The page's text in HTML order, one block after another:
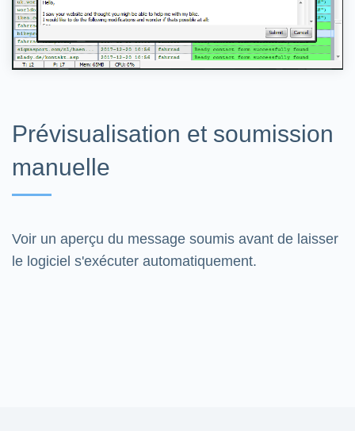
Prévisualisation et soumission
manuelle
Voir un aperçu du message soumis avant de laisser
le logiciel s'exécuter automatiquement.